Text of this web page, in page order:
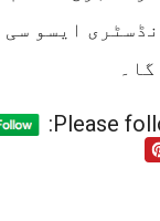
ایسو سی
Please